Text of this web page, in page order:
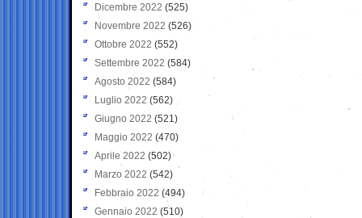
Dicembre 2022 (525)
Novembre 2022 (526)
Ottobre 2022 (552)
Settembre 2022 (584)
Agosto 2022 (584)
Luglio 2022 (562)
Giugno 2022 (521)
Maggio 2022 (470)
Aprile 2022 (502)
Marzo 2022 (542)
Febbraio 2022 (494)
Gennaio 2022 (510)